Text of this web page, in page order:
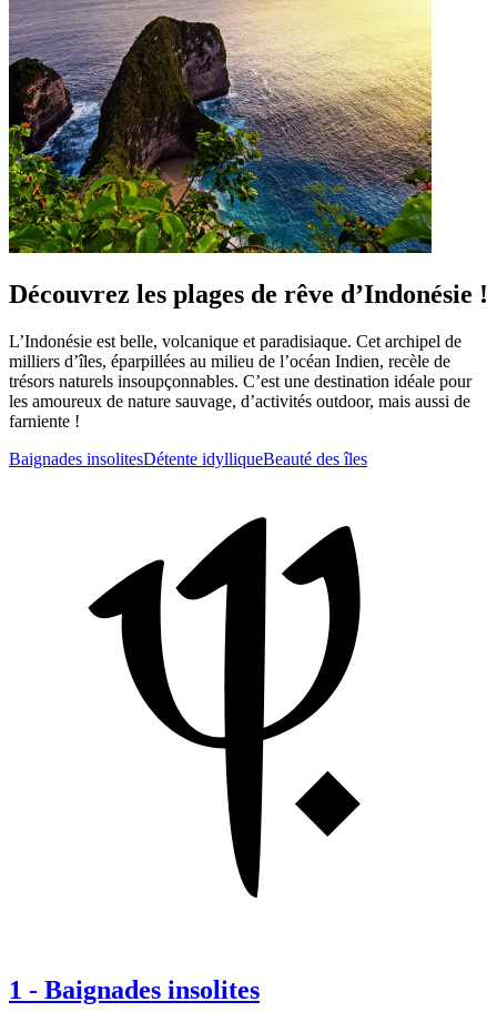
Découvrez les plages de rêve d’Indonésie !
L’Indonésie est belle, volcanique et paradisiaque. Cet archipel de
milliers d’îles, éparpillées au milieu de l’océan Indien, recèle de
trésors naturels insoupçonnables. C’est une destination idéale pour
les amoureux de nature sauvage, d’activités outdoor, mais aussi de
farniente !
Baignades insolitesDétente idylliqueBeauté des îles
1 - Baignades insolites